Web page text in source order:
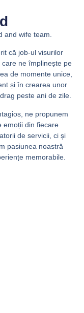
and wife team.
că job-ul visurilor
ne împlinește pe
de momente unice,
și în crearea unor
peste ani de zile.
ne propunem
emoții din fiecare
de servicii, ci și
pasiunea noastră
memorabile.